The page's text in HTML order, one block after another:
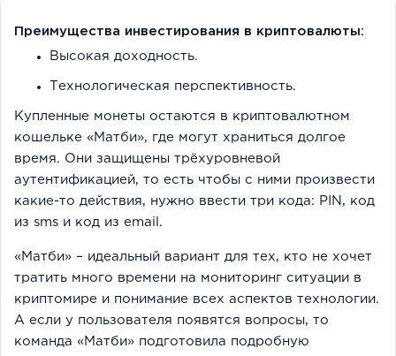
Преимущества инвестирования в криптовалюты:
Высокая доходность.
Технологическая перспективность.
Купленные монеты остаются в криптовалютном
кошельке «Матби», где могут храниться долгое
время. Они защищены трёхуровневой
аутентификацией, то есть чтобы с ними произвести
какие-то действия, нужно ввести три кода: PIN, код
из sms и код из email.
«Матби» – идеальный вариант для тех, кто не хочет
тратить много времени на мониторинг ситуации в
криптомире и понимание всех аспектов технологии.
А если у пользователя появятся вопросы, то
команда «Матби» подготовила подробную